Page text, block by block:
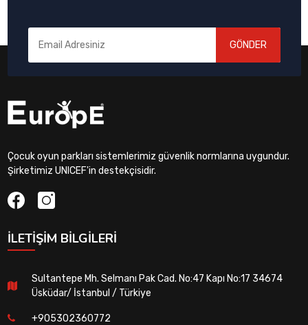
GÖNDER
Çocuk oyun parkları sistemlerimiz güvenlik normlarına uygundur.
Şirketimiz UNICEF'in destekçisidir.
İLETIŞIM BILGILERI
Sultantepe Mh. Selmanı Pak Cad. No:47 Kapı No:17 34674
Üsküdar/ İstanbul / Türkiye
+905302360772